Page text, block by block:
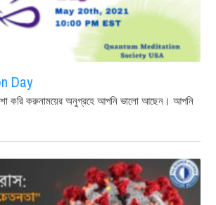
Day
করি করুনাময়ের অনুগ্রহে আপনি ভালো আছেন। আপনি